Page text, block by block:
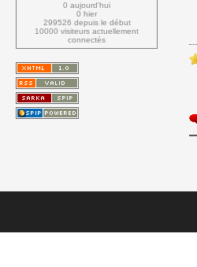
0 aujourd'hui
0 hier
299526 depuis le début
10000 visiteurs actuellement
connectés